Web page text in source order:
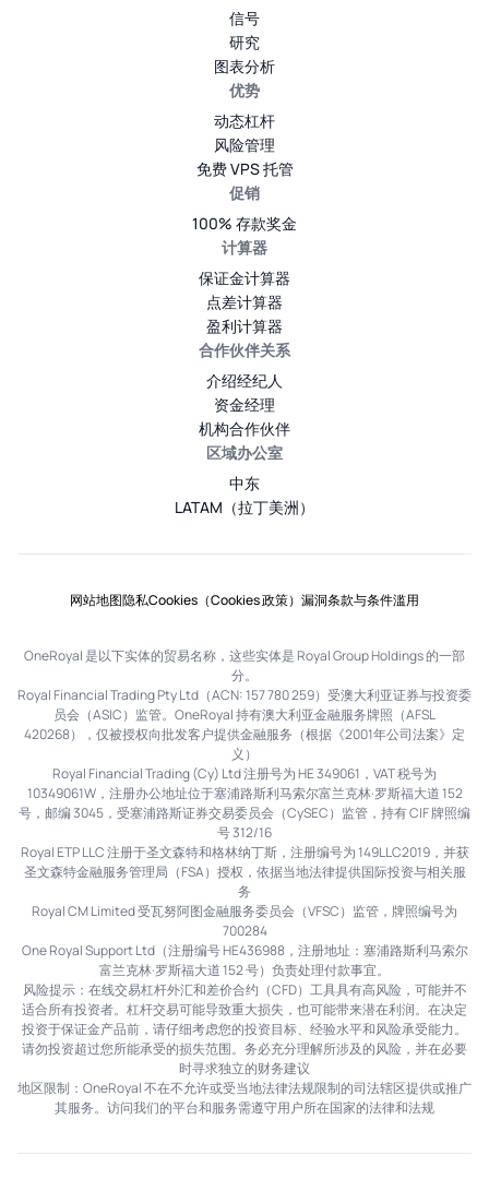
信号
研究
图表分析
优势
动态杠杆
风险管理
免费 VPS 托管
促销
100% 存款奖金
计算器
保证金计算器
点差计算器
盈利计算器
合作伙伴关系
介绍经纪人
资金经理
机构合作伙伴
区域办公室
中东
LATAM（拉丁美洲）
网站地图隐私Cookies（Cookies 政策） 漏洞条款与条件滥用
OneRoyal 是以下实体的贸易名称，这些实体是 Royal Group Holdings 的一部
分。
Royal Financial Trading Pty Ltd（ACN: 157 780 259）受澳大利亚证券与投资委
员会（ASIC）监管。OneRoyal 持有澳大利亚金融服务牌照（AFSL
420268），仅被授权向批发客户提供金融服务（根据《2001年公司法案》定
义）
Royal Financial Trading (Cy) Ltd 注册号为 HE 349061，VAT 税号为
10349061W，注册办公地址位于塞浦路斯利马索尔富兰克林·罗斯福大道 152
号，邮编 3045，受塞浦路斯证券交易委员会（CySEC）监管，持有 CIF 牌照编
号 312/16
Royal ETP LLC 注册于圣文森特和格林纳丁斯，注册编号为 149LLC2019，并获
圣文森特金融服务管理局（FSA）授权，依据当地法律提供国际投资与相关服
务
Royal CM Limited 受瓦努阿图金融服务委员会（VFSC）监管，牌照编号为
700284
One Royal Support Ltd（注册编号 HE436988，注册地址：塞浦路斯利马索尔
富兰克林·罗斯福大道 152 号）负责处理付款事宜。
风险提示：在线交易杠杆外汇和差价合约（CFD）工具具有高风险，可能并不
适合所有投资者。杠杆交易可能导致重大损失，也可能带来潜在利润。在决定
投资于保证金产品前，请仔细考虑您的投资目标、经验水平和风险承受能力。
请勿投资超过您所能承受的损失范围。务必充分理解所涉及的风险，并在必要
时寻求独立的财务建议
地区限制：OneRoyal 不在不允许或受当地法律法规限制的司法辖区提供或推广
其服务。访问我们的平台和服务需遵守用户所在国家的法律和法规